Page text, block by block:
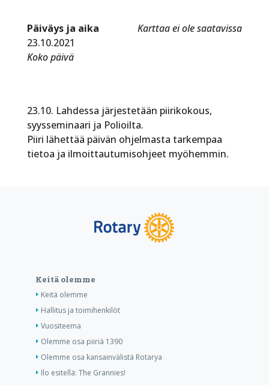
Karttaa ei ole saatavissa
Päiväys ja aika
23.10.2021
Koko päivä
23.10. Lahdessa järjestetään piirikokous,
syysseminaari ja Polioilta.
Piiri lähettää päivän ohjelmasta tarkempaa
tietoa ja ilmoittautumisohjeet myöhemmin.
Keitä olemme
Keitä olemme
Hallitus ja toimihenkilöt
Vuositeema
Olemme osa piiriä 1390
Olemme osa kansainvälistä Rotarya
Ilo esitellä: The Grannies!